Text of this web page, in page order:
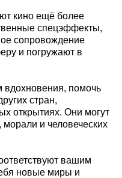
кино ещё более
спецэффекты,
сопровождение
и погружают в
вдохновения, помочь
стран,
открытиях. Они могут
и человеческих
вашим
новые миры и